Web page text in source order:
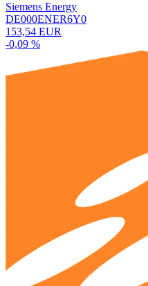
Siemens Energy
DE000ENER6Y0
153,54 EUR
-0,09 %